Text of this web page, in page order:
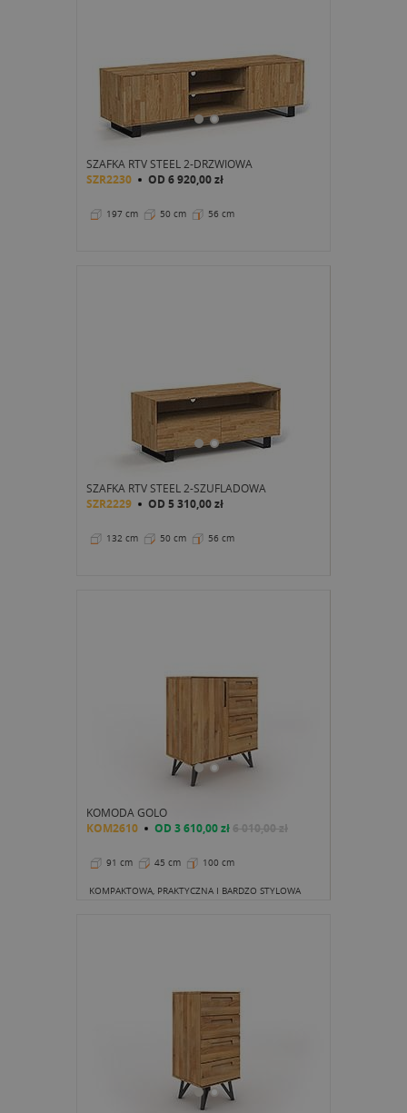
SZAFKA RTV STEEL 2-DRZWIOWA
SZR2230 OD 6 920,00 zł
197 cm 50 cm 56 cm
SZAFKA RTV STEEL 2-SZUFLADOWA
SZR2229 OD 5 310,00 zł
132 cm 50 cm 56 cm
KOMODA GOLO
KOM2610 OD 3 610,00 zł6 010,00 zł
91 cm 45 cm 100 cm
KOMPAKTOWA, PRAKTYCZNA I BARDZO STYLOWA